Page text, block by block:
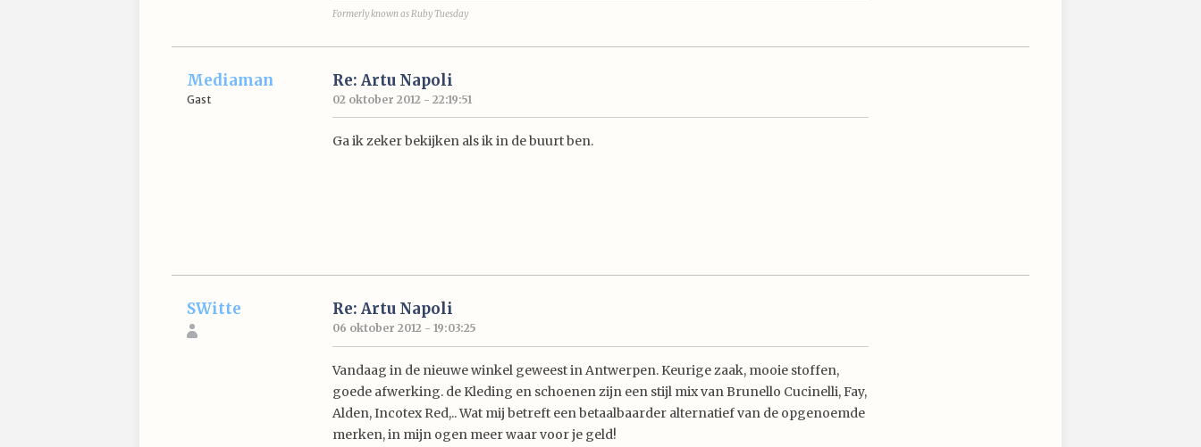
Formerly known as Ruby Tuesday
Mediaman
Gast
Re: Artu Napoli
02 oktober 2012 - 22:19:51
Ga ik zeker bekijken als ik in de buurt ben.
SWitte Re: Artu Napoli
06 oktober 2012 - 19:03:25
Vandaag in de nieuwe winkel geweest in Antwerpen. Keurige zaak, mooie stoffen,
goede afwerking. de Kleding en schoenen zijn een stijl mix van Brunello Cucinelli, Fay,
Alden, Incotex Red,.. Wat mij betreft een betaalbaarder alternatief van de opgenoemde
merken, in mijn ogen meer waar voor je geld!